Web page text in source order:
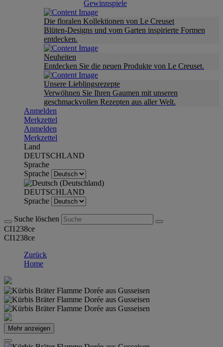
Gewinnspiele
Die floralen Kollektionen von Le Creuset
Blüten-Designs und vom Garten inspirierte Formen
entdecken.
Neuheiten
Entdecken Sie die neuen Produkte von Le Creuset.
Unsere Lieblingsrezepte
Verwöhnen Sie Ihren Gaumen mit unseren
geschmackvollen Rezepten aus aller Welt.
Anmelden
Merkzettel
Anmelden
Merkzettel
Land
DEUTSCHLAND
Sprache
Sprache
DEUTSCHLAND
Sprache
Suche löschen
CI1238ce
CI1238ce
Zurück
Home
Mehr anzeigen